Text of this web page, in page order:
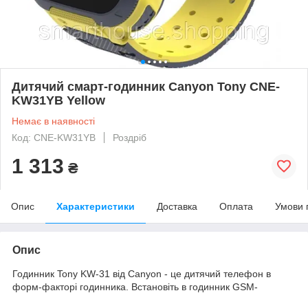
Дитячий смарт-годинник Canyon Tony CNE-
KW31YB Yellow
Немає в наявності
Код: CNE-KW31YB
Роздріб
1 313 ₴
Опис Характеристики Доставка Оплата Умови
Опис
Годинник Tony KW-31 від Canyon - це дитячий телефон в
форм-факторі годинника. Встановіть в годинник GSM-